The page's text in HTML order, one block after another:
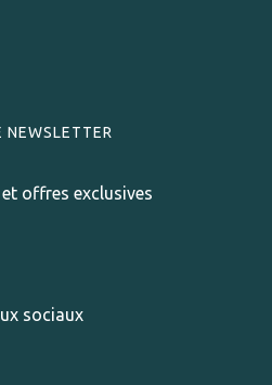
NEWSLETTER
offres exclusives
sociaux